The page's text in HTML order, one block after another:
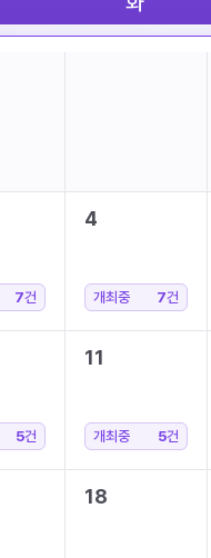
7건
4
개최중 7건
5건
11
개최중 5건
18